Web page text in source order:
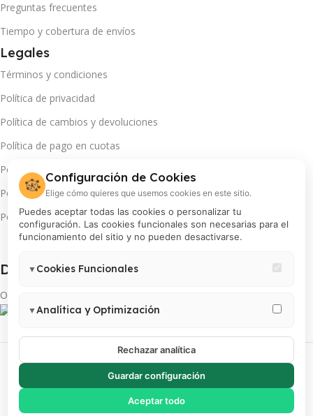
Preguntas frecuentes
Tiempo y cobertura de envíos
Legales
Términos y condiciones
Política de privacidad
Política de cambios y devoluciones
Política de pago en cuotas
Política de servicio técnico
Política de promociones
Política de cookies
Descarga App(s):
Obtén más de tu INSTAX
PROCOLOR S.A | RUC 20100018200 | Todos los derechos reservados
Comparar
🍪 Configuración de Cookies
Elige cómo quieres que usemos cookies en este sitio.
Puedes aceptar todas las cookies o personalizar tu
configuración. Las cookies funcionales son necesarias para el
funcionamiento del sitio y no pueden desactivarse.
▼ Cookies Funcionales
sesión, preferencias de usuario). Estas cookies no pueden
▼Analítica y Optimización
mejorar la experiencia. Incluye Google Analytics 4, Google Tag
Manager y Meta Pixel.
Rechazar analítica
Guardar configuración
Aceptar todo